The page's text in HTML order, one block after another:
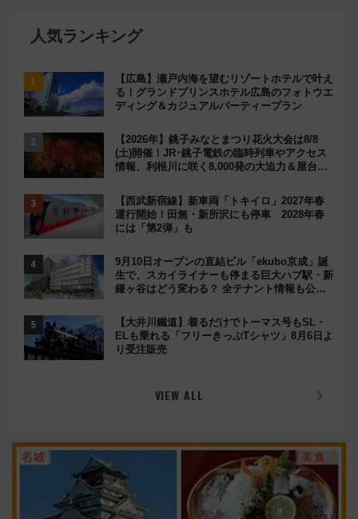
人気ランキング
【広島】瀬戸内海を望むリゾートホテルで叶え
る！グランドプリンスホテル広島のフォトウエ
ディング＆カジュアルパーティープラン
【2026年】銚子みなとまつり花火大会は8/8
(土)開催！JR･銚子電鉄の臨時列車やアクセス
情報、利根川に咲く8,000発の大迫力＆屋台を
【西武新宿線】新車両「トキイロ」2027年春
運行開始！田無・新所沢にも停車 2028年春
には「第2弾」も
9月10日オープンの直結ビル「ekubo京成」誕
生で、スカイライナーも停まる巨大ハブ駅・新
鎌ヶ谷はどう変わる？ 全テナント情報も公
【大井川鐵道】着るだけでトーマス号もSL・
ELも乗れる「フリーきっぷTシャツ」8月6日よ
り受注販売
VIEW ALL